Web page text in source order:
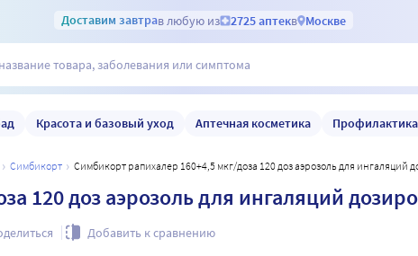
Доставим завтрав любую из 2725 аптекв Москве
Красота и базовый уход Аптечная косметика
симбикорт Симбикорт рапихалер 160+4,5 мкг/доза 120 доз аэрозоль для ингаляций
120 доз аэрозоль для ингаляций
Добавить к сравнению